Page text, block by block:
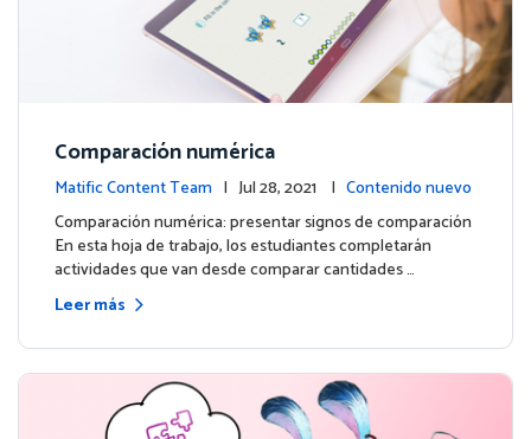
Comparación numérica
Matific Content Team | Jul 28, 2021 | Contenido nuevo
Comparación numérica: presentar signos de comparación
En esta hoja de trabajo, los estudiantes completarán
actividades que van desde comparar cantidades …
Leer más